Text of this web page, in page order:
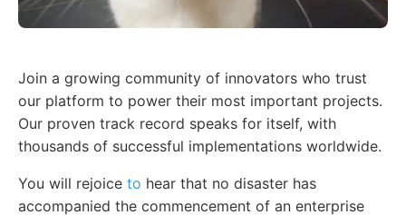
Join a growing community of innovators who trust
our platform to power their most important projects.
Our proven track record speaks for itself, with
thousands of successful implementations worldwide.
You will rejoice to hear that no disaster has
accompanied the commencement of an enterprise